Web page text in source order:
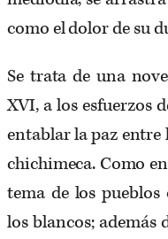
como el dolor de su
Se trata de una
XVI, a los esfuerzos
entablar la paz entre
chichimeca. Como
tema de los
los blancos; además